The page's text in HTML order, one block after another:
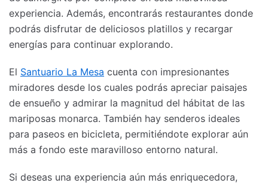
experiencia. Además, encontrarás restaurantes donde
podrás disfrutar de deliciosos platillos y recargar
energías para continuar explorando.
El Santuario La Mesa cuenta con impresionantes
miradores desde los cuales podrás apreciar paisajes
de ensueño y admirar la magnitud del hábitat de las
mariposas monarca. También hay senderos ideales
para paseos en bicicleta, permitiéndote explorar aún
más a fondo este maravilloso entorno natural.
Si deseas una experiencia aún más enriquecedora,